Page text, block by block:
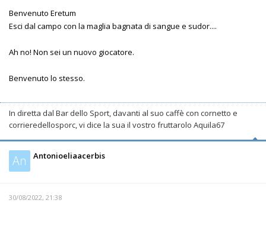
Benvenuto Eretum
Esci dal campo con la maglia bagnata di sangue e sudor....
Ah no! Non sei un nuovo giocatore.
Benvenuto lo stesso.
In diretta dal Bar dello Sport, davanti al suo caffè con cornetto e
corrieredellosporc, vi dice la sua il vostro fruttarolo Aquila67
An Antonioeliaacerbis
30/08/2022, 21:38